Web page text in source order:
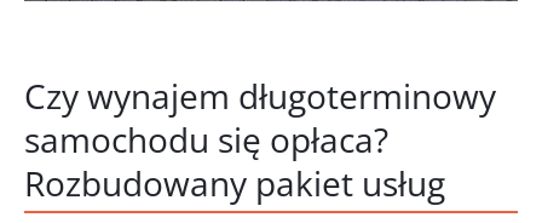
Czy wynajem długoterminowy
samochodu się opłaca?
Rozbudowany pakiet usług